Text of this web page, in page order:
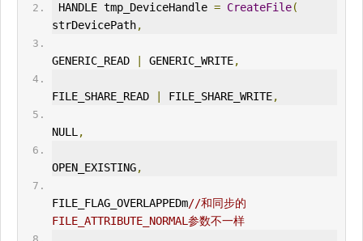
HANDLE tmp_DeviceHandle = CreateFile(
strDevicePath,
GENERIC_READ GENERIC_ WRITE,
FILE_SHARE_READ FILE_SHARE_ WRITE,
NULL,
OPEN_EXISTING,
FILE_FLAG_OVERLAPPEDm//和同步的
FILE_ATTRIBUTE_NORMAL参数不一样